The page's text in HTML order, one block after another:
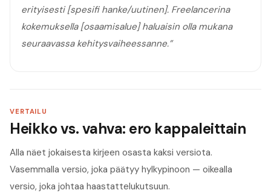
erityisesti [spesifi hanke/uutinen]. Freelancerina
kokemuksella [osaamisalue] haluaisin olla mukana
seuraavassa kehitysvaiheessanne.”
VERTAILU
Heikko vs. vahva: ero kappaleittain
Alla näet jokaisesta kirjeen osasta kaksi versiota.
Vasemmalla versio, joka päätyy hylkypinoon — oikealla
versio, joka johtaa haastattelukutsuun.